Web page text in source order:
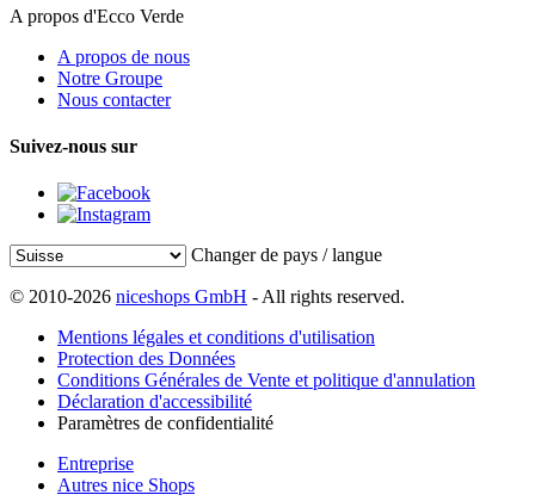
A propos d'Ecco Verde
A propos de nous
Notre Groupe
Nous contacter
Suivez-nous sur
Changer de pays / langue
© 2010-2026 niceshops GmbH - All rights reserved.
Mentions légales et conditions d'utilisation
Protection des Données
Conditions Générales de Vente et politique d'annulation
Déclaration d'accessibilité
Paramètres de confidentialité
Entreprise
Autres nice Shops